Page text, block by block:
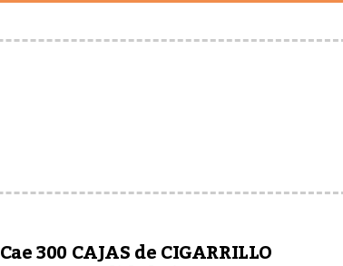
Cae 300 CAJAS de CIGARRILLO